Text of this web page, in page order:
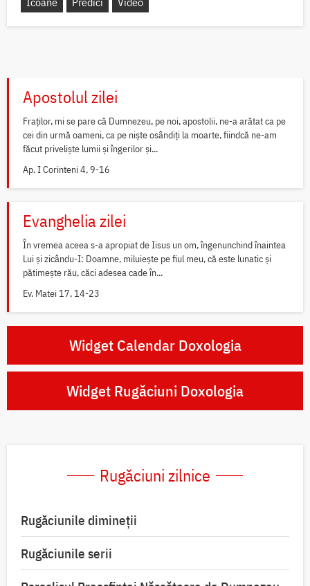
Apostolul zilei
Fraților, mi se pare că Dumnezeu, pe noi, apostolii, ne-a arătat ca pe
cei din urmă oameni, ca pe niște osândiți la moarte, fiindcă ne-am
făcut priveliște lumii și îngerilor și...
Ap. I Corinteni 4, 9-16
Evanghelia zilei
În vremea aceea s-a apropiat de Iisus un om, îngenunchind înaintea
Lui și zicându-I: Doamne, miluiește pe fiul meu, că este lunatic și
pătimește rău, căci adesea cade în...
Ev. Matei 17, 14-23
Widget Calendar Doxologia
Widget Rugăciuni Doxologia
Rugăciuni zilnice
Rugăciunile dimineții
Rugăciunile serii